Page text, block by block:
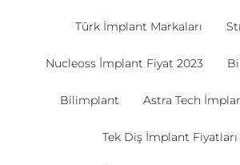
Türk İmplant Markaları
Nucleoss İmplant Fiyat 2023
Bilimplant Astra Tech
Tek Diş İmplant